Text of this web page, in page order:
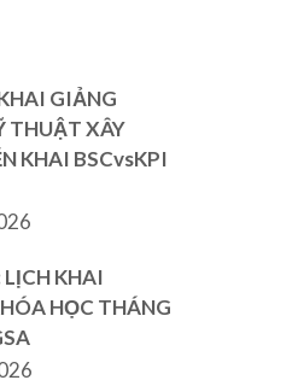
GIẢNG
THUẬT XÂY
KHAI BSCvsKPI
KHAI
HỌC THÁNG